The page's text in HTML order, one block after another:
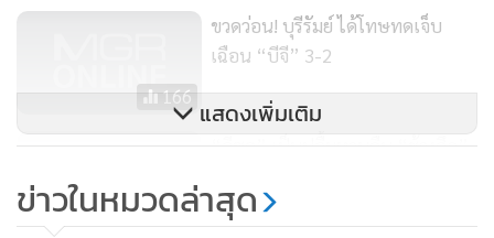
โทสันเทียะ, ชัชนันท์ ห้วยหงส์ทอง, โจเซ เมนา, กรกช วิริยอุดม
ศิริ, พีรพงศ์ พิชิตโชติรัตน์, ภูริทัต จาริกานนท์, เอกพันธ์ อินท
เสน, ธีรเทพ วิโนทัย, บิลลี เมห์เม็ต, เลอันโดร ดอส ซานโตส
: วัลลภ แซ่จิ๋ว (ผู้รักษาประตู), สมภพ นิลวงษ์,
ชุมพล บัวงาม, เดชา เพชรตะกั่ว, วู ฮยุน, ลี ฮานกุก, ธนัตถ์ วงศ์
ศุภลักษณ์, อัสมิง แม, ปกเกล้า อนันต์, ชาคริต บัวทอง, สุรชาติ
สารีพิมพ์
166
ขวดว่อน! บุรีรัมย์ ได้โทษทดเจ็บ
เฉือน “บีจี” 3-2
3,517
“ลีซอ” เป็นปลื้มหวนคืน “ช้างศึก”
แสดงเพิ่มเติม
ข่าวในหมวดล่าสุด